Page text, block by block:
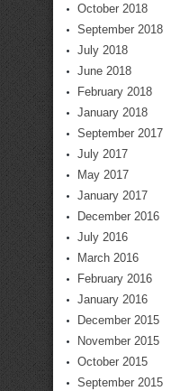
October 2018
September 2018
July 2018
June 2018
February 2018
January 2018
September 2017
July 2017
May 2017
January 2017
December 2016
July 2016
March 2016
February 2016
January 2016
December 2015
November 2015
October 2015
September 2015